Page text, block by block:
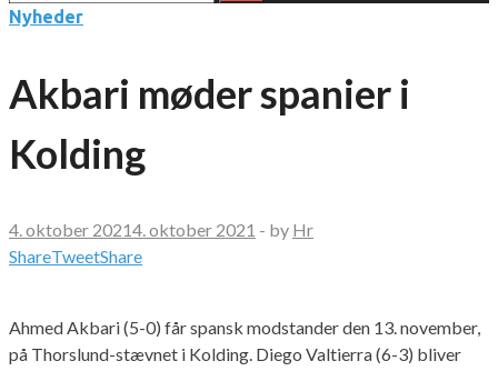
efter:
Nyheder
Akbari møder spanier i
Kolding
4. oktober 20214. oktober 2021 - by Hr
ShareTweetShare
Ahmed Akbari (5-0) får spansk modstander den 13. november,
på Thorslund-stævnet i Kolding. Diego Valtierra (6-3) bliver